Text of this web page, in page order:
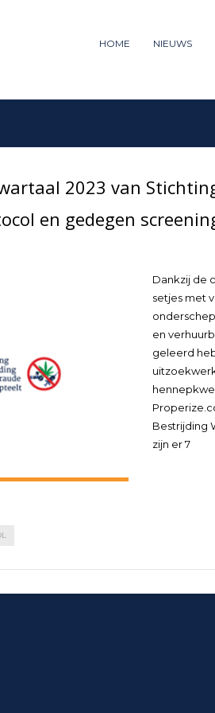
an email to support@website.com
HOME NIEUWS
2023 van
en gedegen
Dankzij de
setjes met
en
geleerd
Bestrijding
zijn er 7